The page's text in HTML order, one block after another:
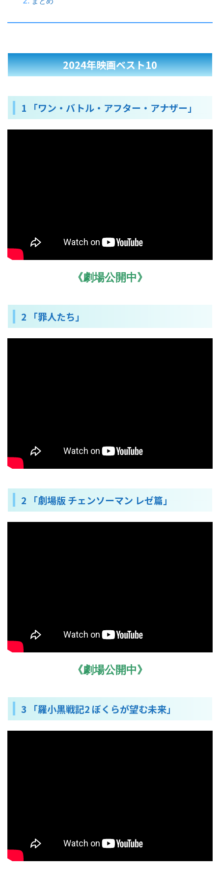
2024年映画ベスト10
1 「ワン・バトル・アフター・アナザー」
《劇場公開中》
2 「罪人たち」
2 「劇場版 チェンソーマン レゼ篇」
《劇場公開中》
3 「羅小黒戦記2 ぼくらが望む未来」